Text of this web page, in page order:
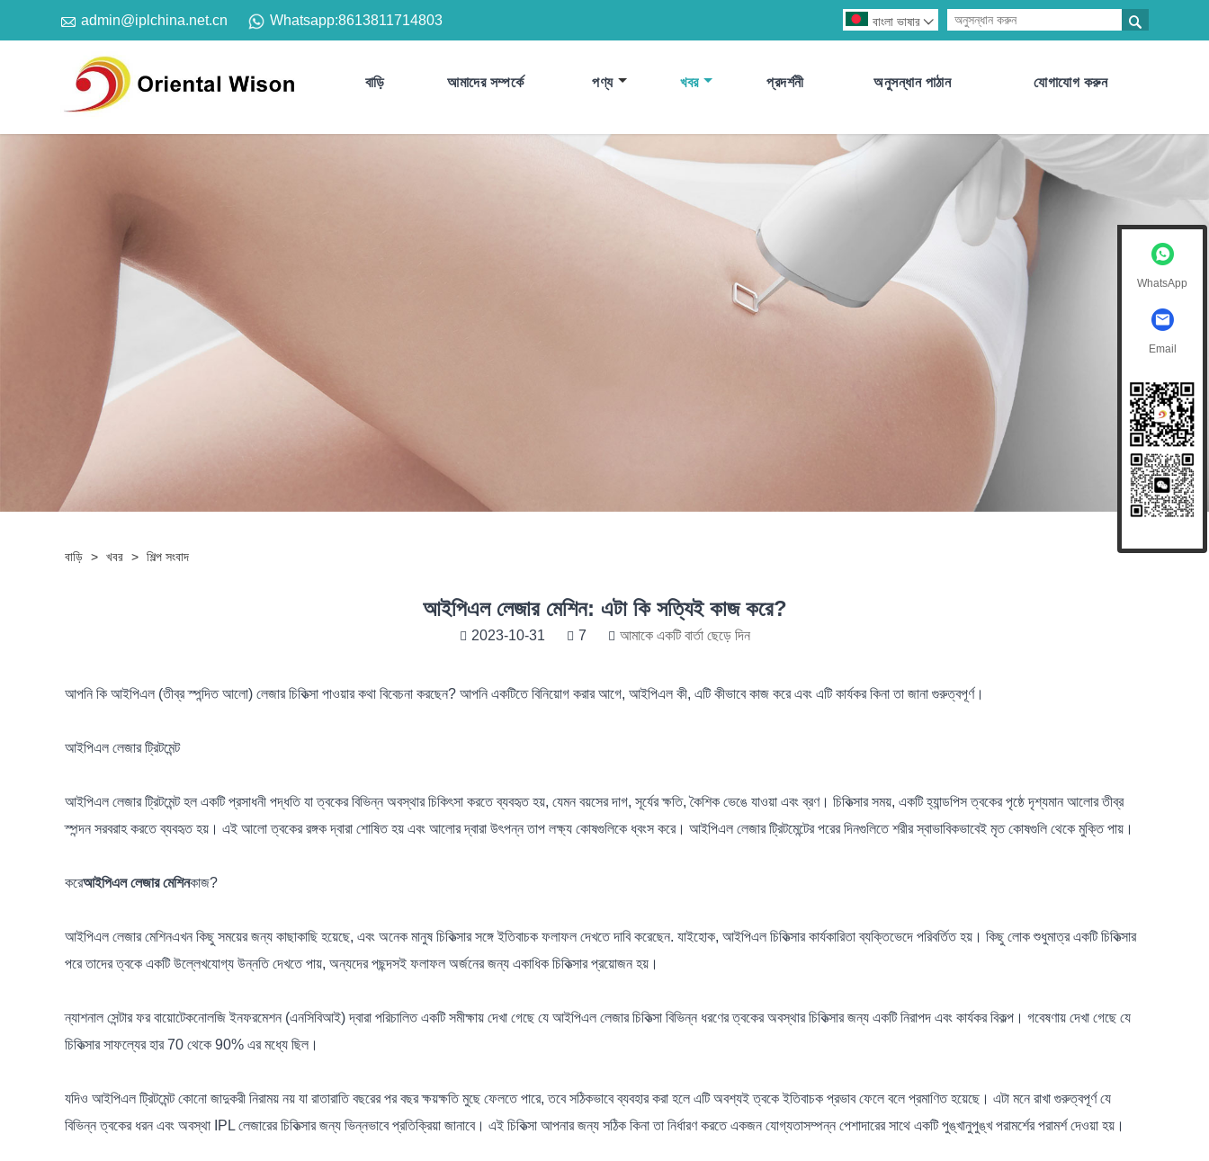
 admin@iplchina.net.cn Whatsapp:8613811714803 
বাংলা ভাষার 
বাড়ি আমাদের সম্পর্কে পণ্য খবর প্রদর্শনী অনুসন্ধান পাঠান যোগাযোগ করুন
বাড়ি > খবর > শিল্প সংবাদ
আইপিএল লেজার মেশিন: এটা কি সত্যিই কাজ করে?
2023-10-31 7 আমাকে একটি বার্তা ছেড়ে দিন
আপনি কি আইপিএল (তীব্র স্পন্দিত আলো) লেজার চিকিত্সা পাওয়ার কথা বিবেচনা করছেন? আপনি একটিতে বিনিয়োগ করার আগে, আইপিএল কী, এটি কীভাবে কাজ করে এবং এটি কার্যকর কিনা তা জানা গুরুত্বপূর্ণ।
আইপিএল লেজার ট্রিটমেন্ট
আইপিএল লেজার ট্রিটমেন্ট হল একটি প্রসাধনী পদ্ধতি যা ত্বকের বিভিন্ন অবস্থার চিকিৎসা করতে ব্যবহৃত হয়, যেমন বয়সের দাগ, সূর্যের ক্ষতি, কৈশিক ভেঙে যাওয়া এবং ব্রণ। চিকিত্সার সময়, একটি হ্যান্ডপিস ত্বকের পৃষ্ঠে দৃশ্যমান আলোর তীব্র
স্পন্দন সরবরাহ করতে ব্যবহৃত হয়। এই আলো ত্বকের রঙ্গক দ্বারা শোষিত হয় এবং আলোর দ্বারা উৎপন্ন তাপ লক্ষ্য কোষগুলিকে ধ্বংস করে। আইপিএল লেজার ট্রিটমেন্টের পরের দিনগুলিতে শরীর স্বাভাবিকভাবেই মৃত কোষগুলি থেকে মুক্তি পায়।
করেআইপিএল লেজার মেশিনকাজ?
আইপিএল লেজার মেশিনএখন কিছু সময়ের জন্য কাছাকাছি হয়েছে, এবং অনেক মানুষ চিকিত্সার সঙ্গে ইতিবাচক ফলাফল দেখতে দাবি করেছেন. যাইহোক, আইপিএল চিকিত্সার কার্যকারিতা ব্যক্তিভেদে পরিবর্তিত হয়। কিছু লোক শুধুমাত্র একটি চিকিত্সার
পরে তাদের ত্বকে একটি উল্লেখযোগ্য উন্নতি দেখতে পায়, অন্যদের পছন্দসই ফলাফল অর্জনের জন্য একাধিক চিকিত্সার প্রয়োজন হয়।
ন্যাশনাল সেন্টার ফর বায়োটেকনোলজি ইনফরমেশন (এনসিবিআই) দ্বারা পরিচালিত একটি সমীক্ষায় দেখা গেছে যে আইপিএল লেজার চিকিত্সা বিভিন্ন ধরণের ত্বকের অবস্থার চিকিত্সার জন্য একটি নিরাপদ এবং কার্যকর বিকল্প। গবেষণায় দেখা গেছে যে
চিকিত্সার সাফল্যের হার 70 থেকে 90% এর মধ্যে ছিল।
যদিও আইপিএল ট্রিটমেন্ট কোনো জাদুকরী নিরাময় নয় যা রাতারাতি বছরের পর বছর ক্ষয়ক্ষতি মুছে ফেলতে পারে, তবে সঠিকভাবে ব্যবহার করা হলে এটি অবশ্যই ত্বকে ইতিবাচক প্রভাব ফেলে বলে প্রমাণিত হয়েছে। এটা মনে রাখা গুরুত্বপূর্ণ যে
বিভিন্ন ত্বকের ধরন এবং অবস্থা IPL লেজারের চিকিত্সার জন্য ভিন্নভাবে প্রতিক্রিয়া জানাবে। এই চিকিত্সা আপনার জন্য সঠিক কিনা তা নির্ধারণ করতে একজন যোগ্যতাসম্পন্ন পেশাদারের সাথে একটি পুঙ্খানুপুঙ্খ পরামর্শের পরামর্শ দেওয়া হয়।
WhatsApp
Email